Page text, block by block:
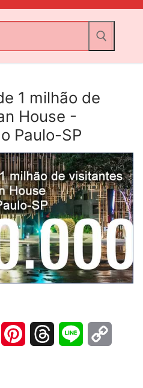
1 milhão de
House -
Paulo-SP
FacebookPinterestThreads Line